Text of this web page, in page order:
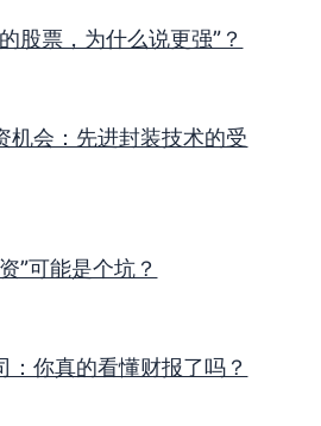
股票，为什么说更强”？
机会：先进封装技术的受
”可能是个坑？
：你真的看懂财报了吗？